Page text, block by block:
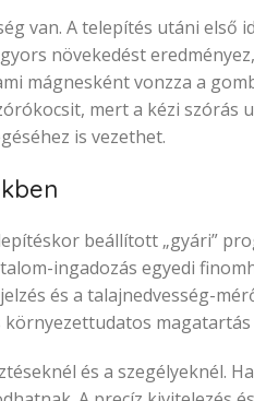
van. A telepítés utáni első
növekedést
mágnesként vonzza a
mert a kézi szórás
is vezethet.
beállított „gyári”
ingadozás egyedi
és a talajnedvesség-
környezettudatos magatartás
és a szegélyeknél.